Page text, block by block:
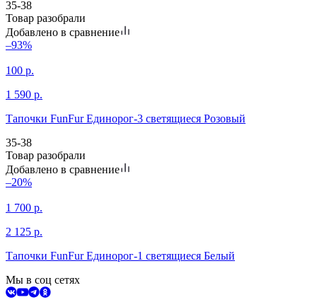
35-38
Товар разобрали
Добавлено в сравнение
–93%
100 р.
1 590 р.
Тапочки FunFur Единорог-3 светящиеся Розовый
35-38
Товар разобрали
Добавлено в сравнение
–20%
1 700 р.
2 125 р.
Тапочки FunFur Единорог-1 светящиеся Белый
Мы в соц сетях